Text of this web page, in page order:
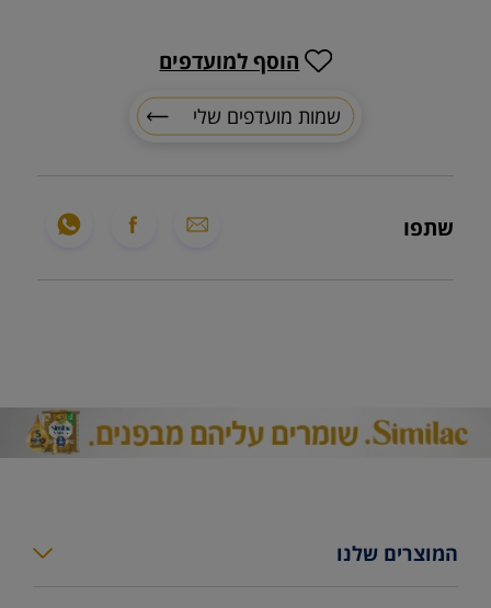
שתפו
שמות מועדפים שלי
הוסף למועדפים
המוצרים שלנו